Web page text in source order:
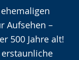
Aufsehen –
500 Jahre alt!